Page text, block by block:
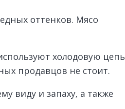
оттенков. Мясо
холодовую цепь
продавцов не стоит.
виду и запаху, а также